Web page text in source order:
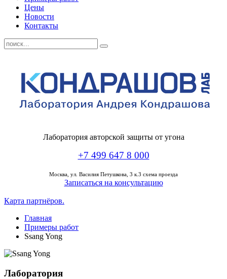
Цены
Новости
Контакты
Лаборатория авторской защиты от угона
+7 499 647 8 000
Москва, ул. Василия Петушкова, 3 к.3 схема проезда
Записаться на консультацию
Карта партнёров.
Главная
Примеры работ
Ssang Yong
Лаборатория